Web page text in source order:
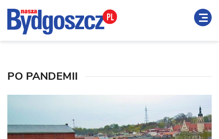
PO PANDEMII